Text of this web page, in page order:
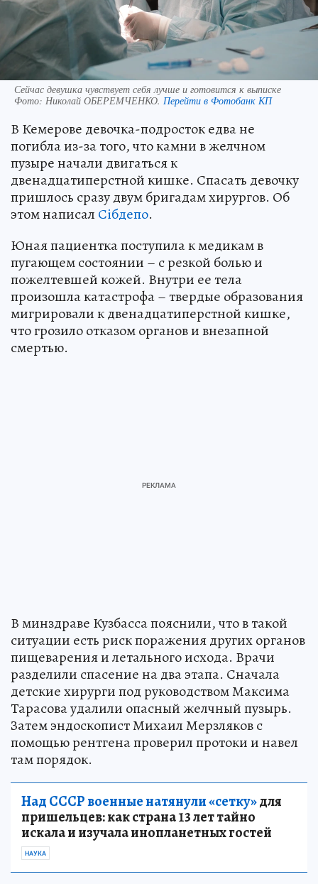
Сейчас девушка чувствует себя лучше и готовится к выписке
Фото: Николай ОБЕРЕМЧЕНКО. Перейти в Фотобанк КП
В Кемерове девочка-подросток едва не
погибла из-за того, что камни в желчном
пузыре начали двигаться к
двенадцатиперстной кишке. Спасать девочку
пришлось сразу двум бригадам хирургов. Об
этом написал Сiбдепо.
Юная пациентка поступила к медикам в
пугающем состоянии – с резкой болью и
пожелтевшей кожей. Внутри ее тела
произошла катастрофа – твердые образования
мигрировали к двенадцатиперстной кишке,
что грозило отказом органов и внезапной
смертью.
В минздраве Кузбасса пояснили, что в такой
ситуации есть риск поражения других органов
пищеварения и летального исхода. Врачи
разделили спасение на два этапа. Сначала
детские хирурги под руководством Максима
Тарасова удалили опасный желчный пузырь.
Затем эндоскопист Михаил Мерзляков с
помощью рентгена проверил протоки и навел
там порядок.
Над СССР военные натянули «сетку»для
пришельцев: как страна 13 лет тайно
искала и изучала инопланетных гостей
НАУКА